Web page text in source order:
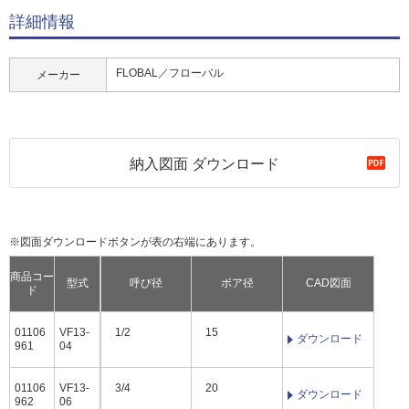
詳細情報
メーカー FLOBAL／フローバル
納入図面 ダウンロード
※図面ダウンロードボタンが表の右端にあります。
商品コー
ド
型式
01106
961
VF13-
04
01106
962
VF13-
06
呼び径 ボア径
1/2 15
3/4 20
CAD図面
ダウンロード
ダウンロード